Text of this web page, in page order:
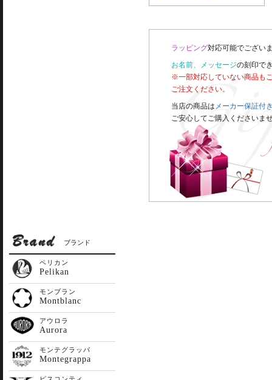
ラッピング対応可能でござい
お名前、メッセージの刻印で
※一部対応していない商品も
ご注文ください。
当店の商品は メーカー保証付
ご安心してご購入くださいま
ブランド
ペリカン
Pelikan
モンブラン
Montblanc
アウロラ
Aurora
モンテグラッパ
Montegrappa